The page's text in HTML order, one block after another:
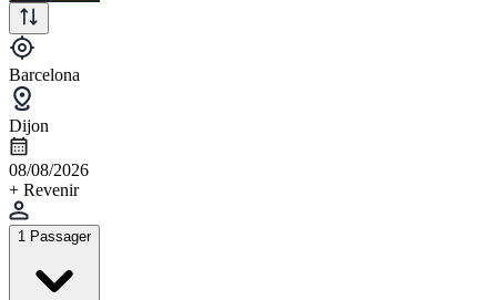
Barcelona
Dijon
08/08/2026
+ Revenir
1 Passager